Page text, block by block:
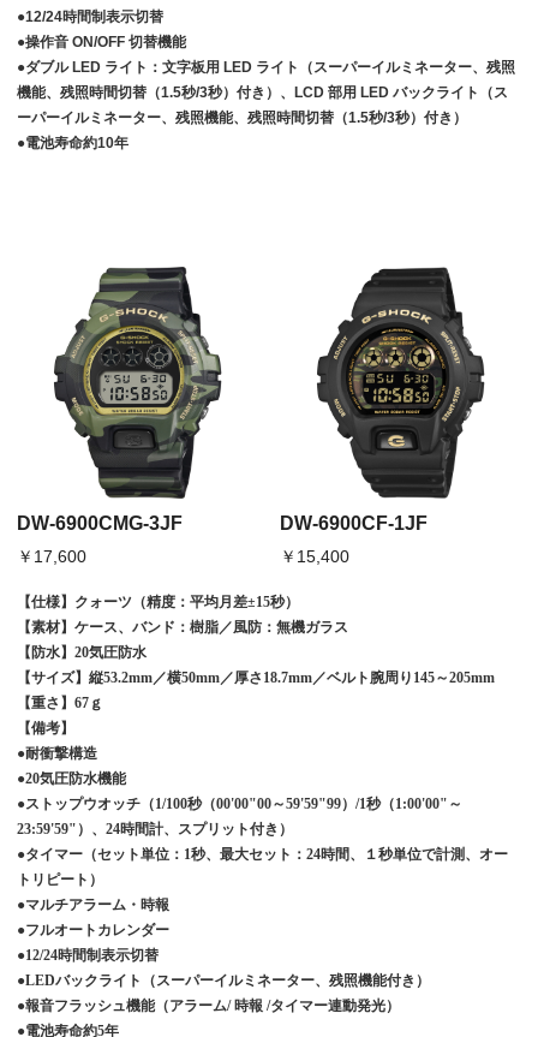
●12/24時間制表示切替
●操作音 ON/OFF 切替機能
●ダブルLED ライト：文字板用 LED ライト（スーパーイルミネーター、残照
機能、残照時間切替（1.5秒/3秒）付き）、 LCD 部用 LED バックライト（ス
ーパーイルミネーター、残照機能、残照時間切替（1.5秒/3秒）付き）
●電池寿命約10年
DW-6900CMG-3JF
￥17,600
DW-6900CF-1JF
￥15,400
【仕様】クォーツ（精度：平均月差±15秒）
【素材】ケース、バンド：樹脂／風防：無機ガラス
【防水】20気圧防水
【サイズ】縦53.2mm／横50mm／厚さ18.7mm／ベルト腕周り145～205mm
【重さ】67ｇ
【備考】
●耐衝撃構造
●20気圧防水機能
●ストップウオッチ（1/100秒（00'00"00～59'59"99）/1秒（1:00'00"～
23:59'59"）、24時間計、スプリット付き）
●タイマー（セット単位：1秒、最大セット：24時間、１秒単位で計測、オー
トリピート）
●マルチアラーム・時報
●フルオートカレンダー
●12/24時間制表示切替
●LEDバックライト（スーパーイルミネーター、残照機能付き）
●報音フラッシュ機能（アラーム/ 時報 /タイマー連動発光）
●電池寿命約5年